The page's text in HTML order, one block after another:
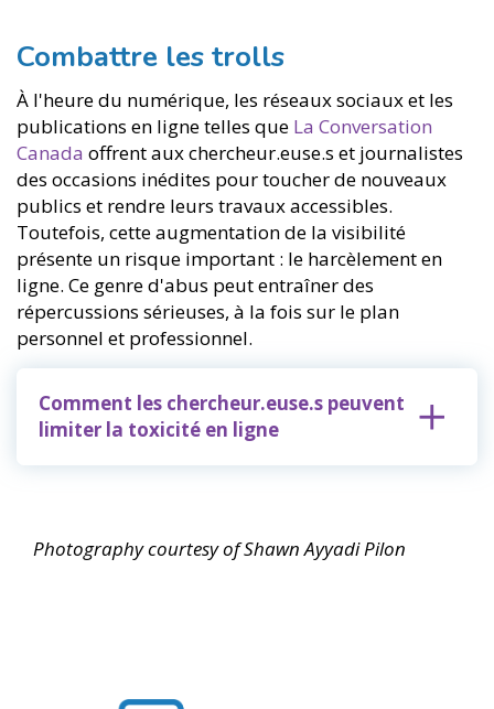
Combattre les trolls
À l'heure du numérique, les réseaux sociaux et les
publications en ligne telles que La Conversation
Canada offrent aux chercheur.euse.s et journalistes
des occasions inédites pour toucher de nouveaux
publics et rendre leurs travaux accessibles.
Toutefois, cette augmentation de la visibilité
présente un risque important : le harcèlement en
ligne. Ce genre d'abus peut entraîner des
répercussions sérieuses, à la fois sur le plan
personnel et professionnel.
Comment les chercheur.euse.s peuvent
limiter la toxicité en ligne
Photography courtesy of Shawn Ayyadi Pilon